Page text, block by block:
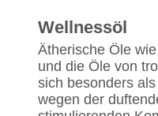
Wellnessöl
Ätherische Öle
und die Öle von
sich besonders
wegen der